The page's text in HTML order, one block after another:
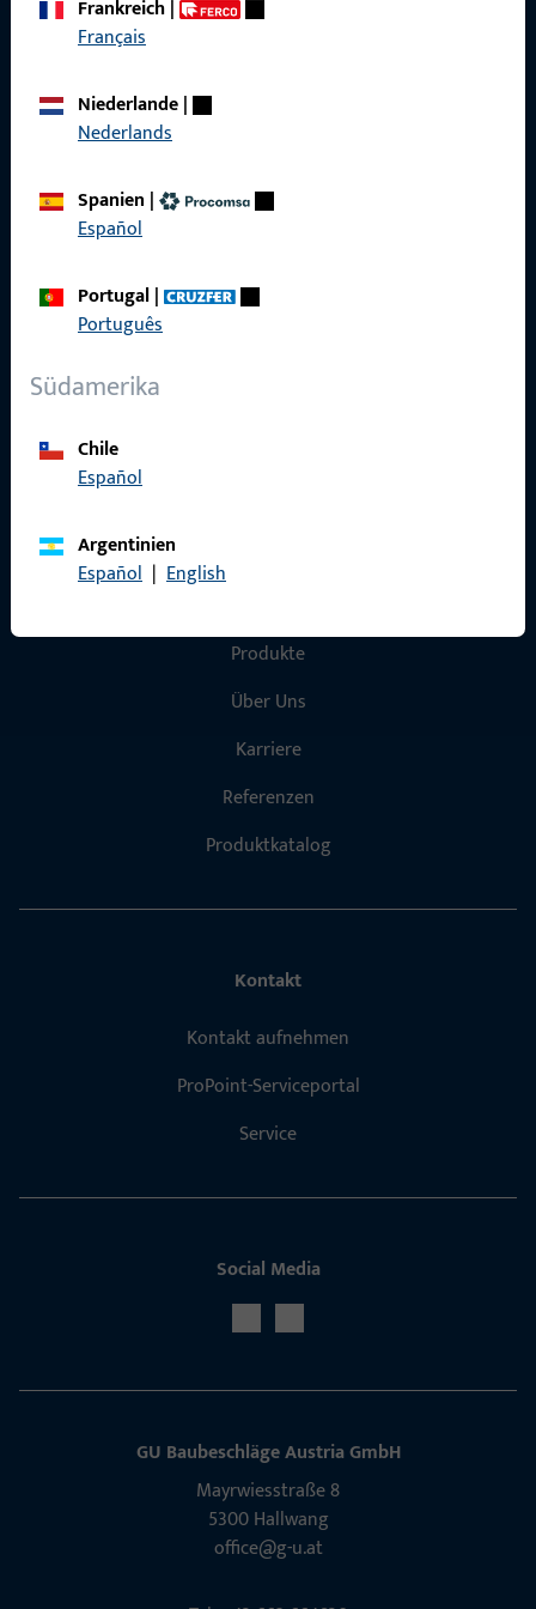
zuverlässig.
Kontaktieren Sie uns
Frankreich|
Français
Niederlande|
Nederlands
Spanien |
Español
Portugal|
Português
Südamerika
Chile
Español
Argentinien
Español | English
Allgemeines
Produkte
Über Uns
Karriere
Referenzen
Produktkatalog
Kontakt
Kontakt aufnehmen
ProPoint-Serviceportal
Service
Social Media
GU Baubeschläge Aus­tria GmbH
Mayrwies­straße 8
5300 Hall­wang
office@g-u.at